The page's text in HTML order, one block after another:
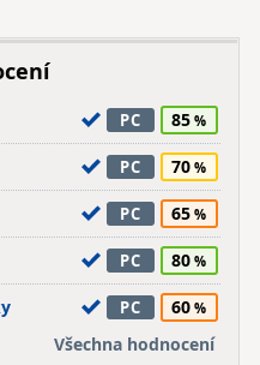
PC 85
PC 70
PC 65
PC 80
PC
60
Všechna hodnocení